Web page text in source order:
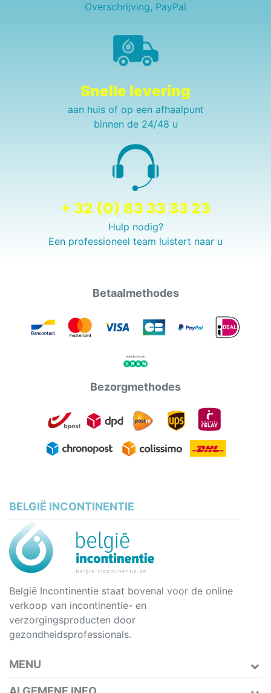
Overschrijving, PayPal
Snelle levering
aan huis of op een afhaalpunt
binnen de 24/48 u
+ 32 (0) 83 33 33 23
Hulp nodig?
Een professioneel team luistert naar u
Betaalmethodes
Bezorgmethodes
BELGIË INCONTINENTIE
België Incontinentie staat bovenal voor de online
verkoop van incontinentie- en
verzorgingsproducten door
gezondheidsprofessionals.
MENU